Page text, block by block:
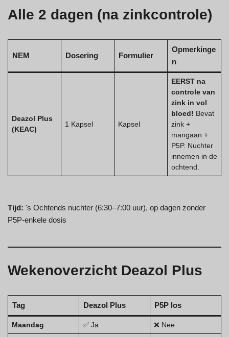
Alle 2 dagen (na zinkcontrole)
NEM Dosering Formulier
Opmerkinge
n
Deazol Plus
(KEAC)
1 Kapsel Kapsel
EERST na
controle van
zink in vol
bloed! Bevat
zink +
mangaan +
P5P. Nuchter
innemen in de
ochtend.
Tijd: 's Ochtends nuchter (6:30–7:00 uur), op dagen zonder
P5P-enkele dosis
Wekenoverzicht Deazol Plus
Tag Deazol Plus P5P los
Maandag ✅ Ja ❌ Nee